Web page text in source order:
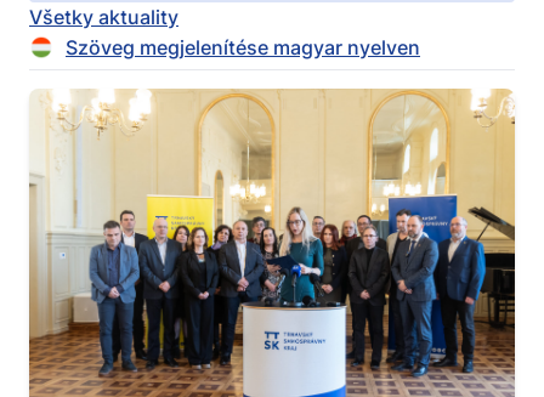
Všetky aktuality
Szöveg megjelenítése magyar nyelven